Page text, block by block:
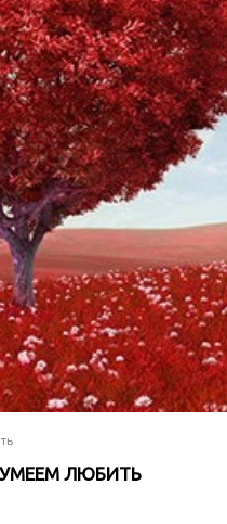
ЛЮБИТЬ